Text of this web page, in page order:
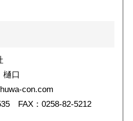
例
樋口
con.com
FAX：0258-82-5212